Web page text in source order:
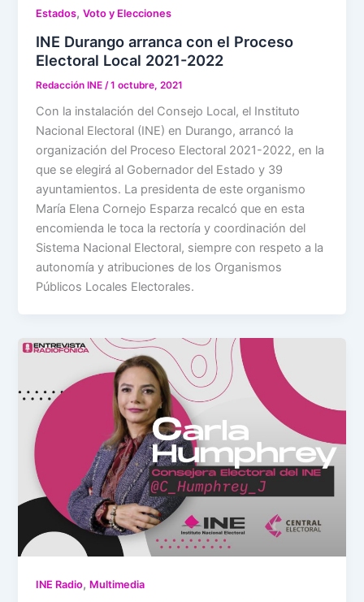
Estados,Voto y Elecciones
INE Durango arranca con el Proceso
Electoral Local 2021-2022
Redacción INE /1 octubre, 2021
Con la instalación del Consejo Local, el Instituto
Nacional Electoral (INE) en Durango, arrancó la
organización del Proceso Electoral 2021-2022, en la
que se elegirá al Gobernador del Estado y 39
ayuntamientos. La presidenta de este organismo
María Elena Cornejo Esparza recalcó que en esta
encomienda le toca la rectoría y coordinación del
Sistema Nacional Electoral, siempre con respeto a la
autonomía y atribuciones de los Organismos
Públicos Locales Electorales.
INE Radio, Multimedia